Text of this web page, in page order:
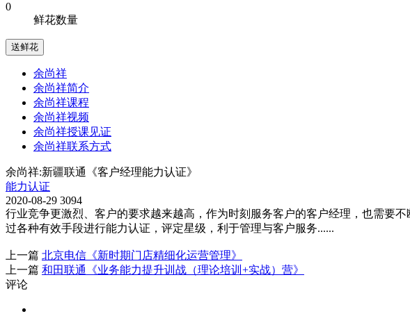
0
鲜花数量
送鲜花
余尚祥
余尚祥简介
余尚祥课程
余尚祥视频
余尚祥授课见证
余尚祥联系方式
余尚祥:新疆联通《客户经理能力认证》
能力认证
2020-08-29 3094
行业竞争更激烈、客户的要求越来越高，作为时刻服务客户的客户经理，也需要
过各种有效手段进行能力认证，评定星级，利于管理与客户服务......
上一篇 北京电信《新时期门店精细化运营管理》
上一篇 和田联通《业务能力提升训战（理论培训+实战）营》
评论